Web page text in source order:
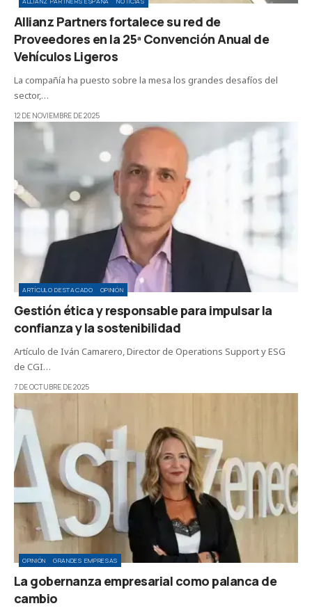
Allianz Partners fortalece su red de
Proveedores en la 25ª Convención Anual de
Vehículos Ligeros
La compañía ha puesto sobre la mesa los grandes desafíos del
sector,…
12 DE NOVIEMBRE DE 2025
ARTÍCULO DESTACADO OPINIÓN
Gestión ética y responsable para impulsar la
confianza y la sostenibilidad
Artículo de Iván Camarero, Director de Operations Support y ESG
de CGI…
7 DE OCTUBRE DE 2025
OPINIÓN GRANDES EMPRESAS
La gobernanza empresarial como palanca de
cambio